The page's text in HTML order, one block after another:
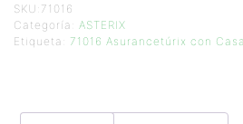
SKU: 71016
Categoría: ASTERIX
Etiqueta: 71016 Asurancetúrix con